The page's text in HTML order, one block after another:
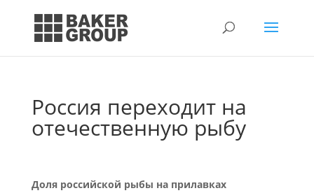
Россия переходит на
отечественную рыбу
Доля российской рыбы на прилавках